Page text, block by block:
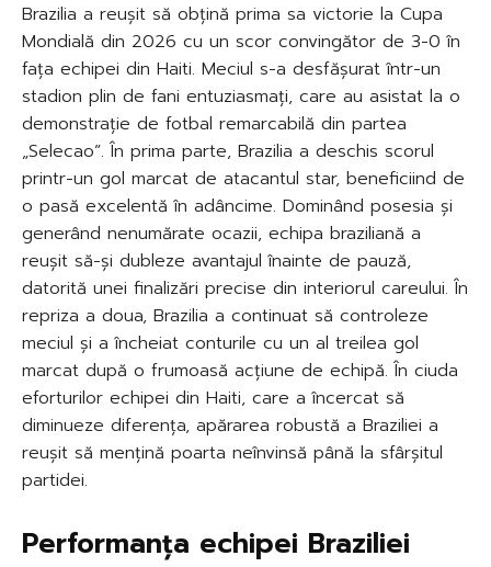
Brazilia a reușit să obțină prima sa victorie la Cupa
Mondială din 2026 cu un scor convingător de 3-0 în
fața echipei din Haiti. Meciul s-a desfășurat într-un
stadion plin de fani entuziasmați, care au asistat la o
demonstrație de fotbal remarcabilă din partea
„Selecao”. În prima parte, Brazilia a deschis scorul
printr-un gol marcat de atacantul star, beneficiind de
o pasă excelentă în adâncime. Dominând posesia și
generând nenumărate ocazii, echipa braziliană a
reușit să-și dubleze avantajul înainte de pauză,
datorită unei finalizări precise din interiorul careului. În
repriza a doua, Brazilia a continuat să controleze
meciul și a încheiat conturile cu un al treilea gol
marcat după o frumoasă acțiune de echipă. În ciuda
eforturilor echipei din Haiti, care a încercat să
diminueze diferența, apărarea robustă a Braziliei a
reușit să mențină poarta neînvinsă până la sfârșitul
partidei.
Performanța echipei Braziliei